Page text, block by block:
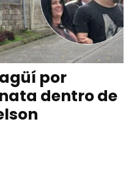
por
dentro de